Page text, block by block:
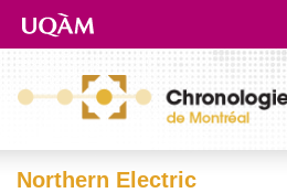
Aller directement au contenu principal
Northern Electric